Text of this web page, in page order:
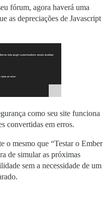
fórum, agora haverá uma
as depreciações de Javascript
como seu site funciona
convertidas em erros.
o mesmo que “Testar o Ember
de simular as próximas
sem a necessidade de um